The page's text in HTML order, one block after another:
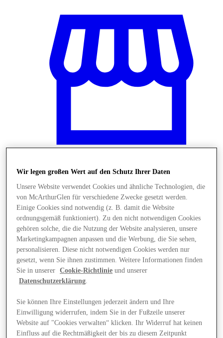
Stores
Wir legen großen Wert auf den Schutz Ihrer Daten
Unsere Website verwendet Cookies und ähnliche Technologien, die
von McArthurGlen für verschiedene Zwecke gesetzt werden.
Einige Cookies sind notwendig (z. B. damit die Website
ordnungsgemäß funktioniert). Zu den nicht notwendigen Cookies
gehören solche, die die Nutzung der Website analysieren, unsere
Marketingkampagnen anpassen und die Werbung, die Sie sehen,
personalisieren. Diese nicht notwendigen Cookies werden nur
gesetzt, wenn Sie ihnen zustimmen. Weitere Informationen finden
Sie in unserer
Cookie-Richtlinie und unserer
Datenschutzerklärung.
Sie können Ihre Einstellungen jederzeit ändern und Ihre
Einwilligung widerrufen, indem Sie in der Fußzeile unserer
Website auf "Cookies verwalten“ klicken. Ihr Widerruf hat keinen
Einfluss auf die Rechtmäßigkeit der bis zu diesem Zeitpunkt